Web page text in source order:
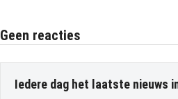
Geen reacties
Iedere dag het laatste nieuws